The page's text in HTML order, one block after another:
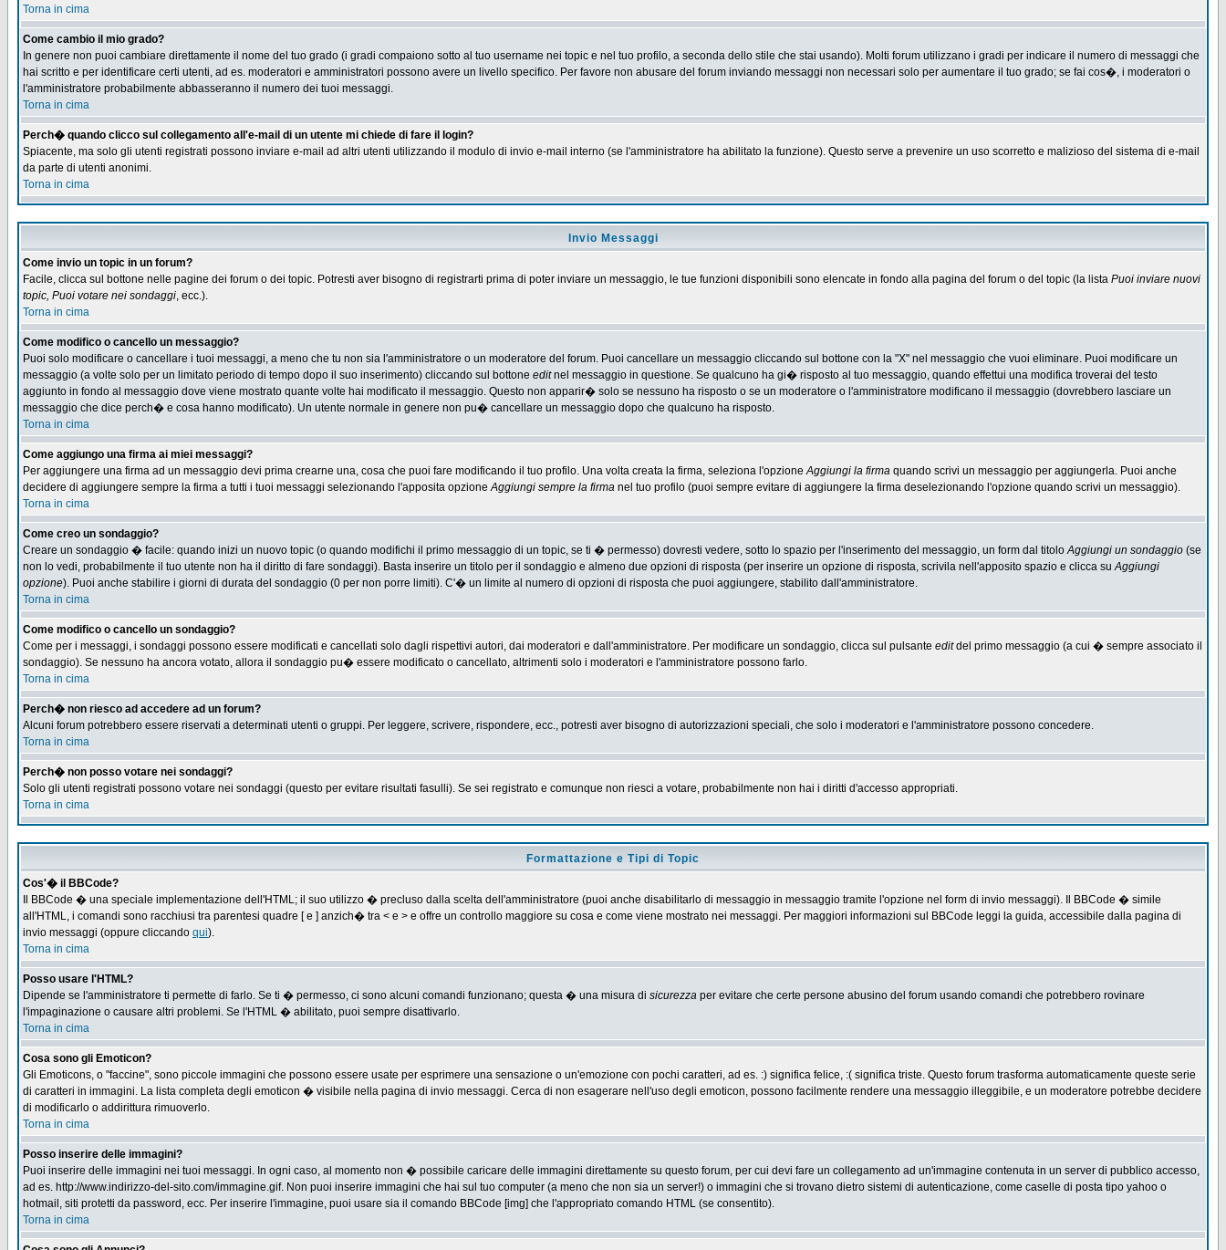
Torna in cima
Come cambio il mio grado?
In genere non puoi cambiare direttamente il nome del tuo grado (i gradi compaiono sotto al tuo username nei topic e nel tuo profilo, a seconda dello stile che stai usando). Molti forum utilizzano i gradi per indicare il numero di messaggi che
hai scritto e per identificare certi utenti, ad es. moderatori e amministratori possono avere un livello specifico. Per favore non abusare del forum inviando messaggi non necessari solo per aumentare il tuo grado; se fai cos�, i moderatori o
l'amministratore probabilmente abbasseranno il numero dei tuoi messaggi.
Torna in cima
Perch� quando clicco sul collegamento all'e-mail di un utente mi chiede di fare il login?
Spiacente, ma solo gli utenti registrati possono inviare e-mail ad altri utenti utilizzando il modulo di invio e-mail interno (se l'amministratore ha abilitato la funzione). Questo serve a prevenire un uso scorretto e malizioso del sistema di e-mail
da parte di utenti anonimi.
Torna in cima
Invio Messaggi
Come invio un topic in un forum?
Facile, clicca sul bottone nelle pagine dei forum o dei topic. Potresti aver bisogno di registrarti prima di poter inviare un messaggio, le tue funzioni disponibili sono elencate in fondo alla pagina del forum o del topic (la lista Puoi inviare nuovi
topic, Puoi votare nei sondaggi, ecc.).
Torna in cima
Come modifico o cancello un messaggio?
Puoi solo modificare o cancellare i tuoi messaggi, a meno che tu non sia l'amministratore o un moderatore del forum. Puoi cancellare un messaggio cliccando sul bottone con la "X" nel messaggio che vuoi eliminare. Puoi modificare un
messaggio (a volte solo per un limitato periodo di tempo dopo il suo inserimento) cliccando sul bottone editnel messaggio in questione. Se qualcuno ha gi� risposto al tuo messaggio, quando effettui una modifica troverai del testo
aggiunto in fondo al messaggio dove viene mostrato quante volte hai modificato il messaggio. Questo non apparir� solo se nessuno ha risposto o se un moderatore o l'amministratore modificano il messaggio (dovrebbero lasciare un
messaggio che dice perch� e cosa hanno modificato). Un utente normale in genere non pu� cancellare un messaggio dopo che qualcuno ha risposto.
Torna in cima
Come aggiungo una firma ai miei messaggi?
Per aggiungere una firma ad un messaggio devi prima crearne una, cosa che puoi fare modificando il tuo profilo. Una volta creata la firma, seleziona l'opzioneAggiungi la firma quando scrivi un messaggio per aggiungerla. Puoi anche
decidere di aggiungere sempre la firma a tutti i tuoi messaggi selezionando l'apposita opzioneAggiungi sempre la firma nel tuo profilo (puoi sempre evitare di aggiungere la firma deselezionando l'opzione quando scrivi un messaggio).
Torna in cima
Come creo un sondaggio?
Creare un sondaggio � facile: quando inizi un nuovo topic (o quando modifichi il primo messaggio di un topic, se ti � permesso) dovresti vedere, sotto lo spazio per l'inserimento del messaggio, un form dal titoloAggiungi un sondaggio (se
non lo vedi, probabilmente il tuo utente non ha il diritto di fare sondaggi). Basta inserire un titolo per il sondaggio e almeno due opzioni di risposta (per inserire un opzione di risposta, scrivila nell'apposito spazio e clicca suAggiungi
opzione). Puoi anche stabilire i giorni di durata del sondaggio (0 per non porre limiti). C'� un limite al numero di opzioni di risposta che puoi aggiungere, stabilito dall'amministratore.
Torna in cima
Come modifico o cancello un sondaggio?
Come per i messaggi, i sondaggi possono essere modificati e cancellati solo dagli rispettivi autori, dai moderatori e dall'amministratore. Per modificare un sondaggio, clicca sul pulsante editdel primo messaggio (a cui � sempre associato il
sondaggio). Se nessuno ha ancora votato, allora il sondaggio pu� essere modificato o cancellato, altrimenti solo i moderatori e l'amministratore possono farlo.
Torna in cima
Perch� non riesco ad accedere ad un forum?
Alcuni forum potrebbero essere riservati a determinati utenti o gruppi. Per leggere, scrivere, rispondere, ecc., potresti aver bisogno di autorizzazioni speciali, che solo i moderatori e l'amministratore possono concedere.
Torna in cima
Perch� non posso votare nei sondaggi?
Solo gli utenti registrati possono votare nei sondaggi (questo per evitare risultati fasulli). Se sei registrato e comunque non riesci a votare, probabilmente non hai i diritti d'accesso appropriati.
Torna in cima
Formattazione e Tipi di Topic
Cos'� il BBCode?
Il BBCode � una speciale implementazione dell'HTML; il suo utilizzo � precluso dalla scelta dell'amministratore (puoi anche disabilitarlo di messaggio in messaggio tramite l'opzione nel form di invio messaggi). Il BBCode � simile
all'HTML, i comandi sono racchiusi tra parentesi quadre [ e ] anzich� tra < e > e offre un controllo maggiore su cosa e come viene mostrato nei messaggi. Per maggiori informazioni sul BBCode leggi la guida, accessibile dalla pagina di
invio messaggi (oppure cliccando qui).
Torna in cima
Posso usare l'HTML?
Dipende se l'amministratore ti permette di farlo. Se ti � permesso, ci sono alcuni comandi funzionano; questa � una misura di sicurezza per evitare che certe persone abusino del forum usando comandi che potrebbero rovinare
l'impaginazione o causare altri problemi. Se l'HTML � abilitato, puoi sempre disattivarlo.
Torna in cima
Cosa sono gli Emoticon?
Gli Emoticons, o "faccine", sono piccole immagini che possono essere usate per esprimere una sensazione o un'emozione con pochi caratteri, ad es. :) significa felice, :( significa triste. Questo forum trasforma automaticamente queste serie
di caratteri in immagini. La lista completa degli emoticon � visibile nella pagina di invio messaggi. Cerca di non esagerare nell'uso degli emoticon, possono facilmente rendere una messaggio illeggibile, e un moderatore potrebbe decidere
di modificarlo o addirittura rimuoverlo.
Torna in cima
Posso inserire delle immagini?
Puoi inserire delle immagini nei tuoi messaggi. In ogni caso, al momento non � possibile caricare delle immagini direttamente su questo forum, per cui devi fare un collegamento ad un'immagine contenuta in un server di pubblico accesso,
ad es. http://www.indirizzo-del-sito.com/immagine.gif. Non puoi inserire immagini che hai sul tuo computer (a meno che non sia un server!) o immagini che si trovano dietro sistemi di autenticazione, come caselle di posta tipo yahoo o
hotmail, siti protetti da password, ecc. Per inserire l'immagine, puoi usare sia il comando BBCode [img] che l'appropriato comando HTML (se consentito).
Torna in cima